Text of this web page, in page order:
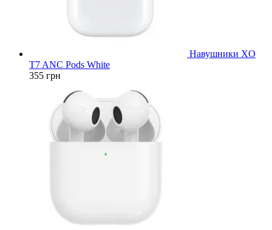
Навушники XO
T7 ANC Pods White
355 грн